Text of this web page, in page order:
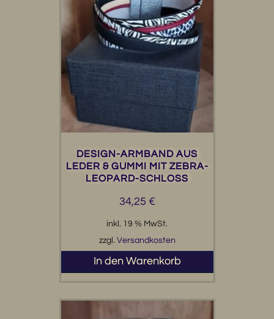
DESIGN-ARMBAND AUS
LEDER & GUMMI MIT ZEBRA-
LEOPARD-SCHLOSS
34,25 €
inkl. 19 % MwSt.
zzgl. Versandkosten
In den Warenkorb